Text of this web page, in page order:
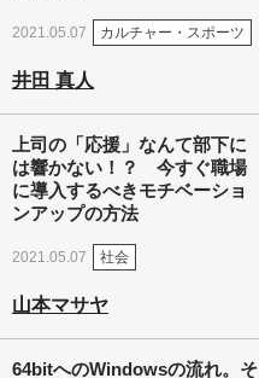
2021.05.07 カルチャー・スポーツ
井田 真人
上司の「応援」なんて部下に
は響かない！？ 今すぐ職場
に導入するべきモチベーショ
ンアップの方法
2021.05.07 社会
山本マサヤ
64bitへのWindowsの流れ。そ